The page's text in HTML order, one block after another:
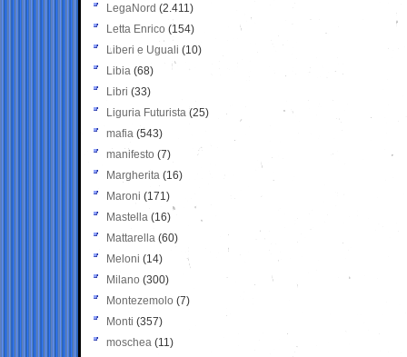
LegaNord (2.411)
Letta Enrico (154)
Liberi e Uguali (10)
Libia (68)
Libri (33)
Liguria Futurista (25)
mafia (543)
manifesto (7)
Margherita (16)
Maroni (171)
Mastella (16)
Mattarella (60)
Meloni (14)
Milano (300)
Montezemolo (7)
Monti (357)
moschea (11)